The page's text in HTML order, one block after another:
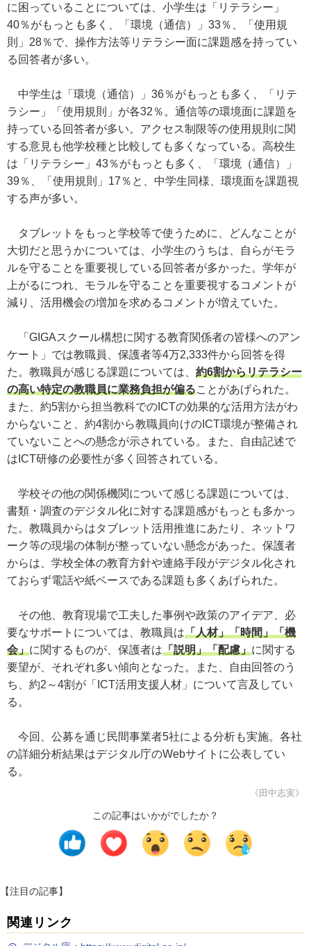
に困っていることについては、小学生は「リテラシー」
40％がもっとも多く、「環境（通信）」33％、「使用規
則」28％で、操作方法等リテラシー面に課題感を持ってい
る回答者が多い。
中学生は「環境（通信）」36％がもっとも多く、「リテ
ラシー」「使用規則」が各32％。通信等の環境面に課題を
持っている回答者が多い。アクセス制限等の使用規則に関
する意見も他学校種と比較しても多くなっている。高校生
は「リテラシー」43％がもっとも多く、「環境（通信）」
39％、「使用規則」17％と、中学生同様、環境面を課題視
する声が多い。
タブレットをもっと学校等で使うために、どんなことが
大切だと思うかについては、小学生のうちは、自らがモラ
ルを守ることを重要視している回答者が多かった。学年が
上がるにつれ、モラルを守ることを重要視するコメントが
減り、活用機会の増加を求めるコメントが増えていた。
「GIGAスクール構想に関する教育関係者の皆様へのアン
ケート」では教職員、保護者等4万2,333件から回答を得
た。教職員が感じる課題については、 約6割からリテラシー
の高い特定の教職員に業務負担が偏ることがあげられた。
また、約5割から担当教科でのICTの効果的な活用方法がわ
からないこと、約4割から教職員向けのICT環境が整備され
ていないことへの懸念が示されている。また、自由記述で
はICT研修の必要性が多く回答されている。
学校その他の関係機関について感じる課題については、
書類・調査のデジタル化に対する課題感がもっとも多かっ
た。教職員からはタブレット活用推進にあたり、ネットワ
ーク等の現場の体制が整っていない懸念があった。保護者
からは、学校全体の教育方針や連絡手段がデジタル化され
ておらず電話や紙ベースである課題も多くあげられた。
その他、教育現場で工夫した事例や政策のアイデア、必
要なサポートについては、教職員は「人材」「時間」「機
会」に関するものが、保護者は「説明」「配慮」に関する
要望が、それぞれ多い傾向となった。また、自由回答のう
ち、約2～4割が「ICT活用支援人材」について言及してい
る。
今回、公募を通じ民間事業者5社による分析も実施。各社
の詳細分析結果はデジタル庁のWebサイトに公表してい
る。
《田中志実》
この記事はいかがでしたか？
【注目の記事】
関連リンク